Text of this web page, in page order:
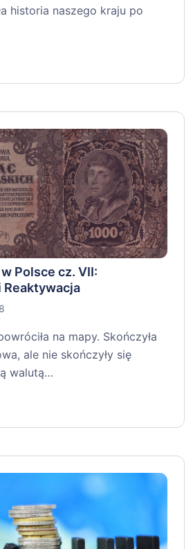
historia naszego kraju po
Polsce cz. VII:
Reaktywacja
na mapy. Skończyła
ale nie skończyły się
walutą…